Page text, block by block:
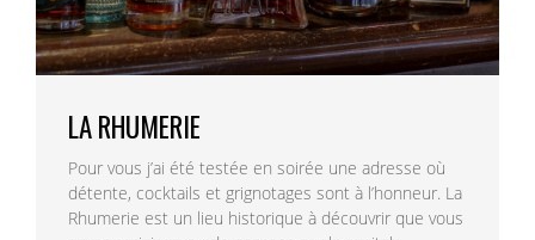
LA RHUMERIE
Pour vous j’ai été testée en soirée une adresse où
détente, cocktails et grignotages sont à l’honneur. La
Rhumerie est un lieu historique à découvrir que vous